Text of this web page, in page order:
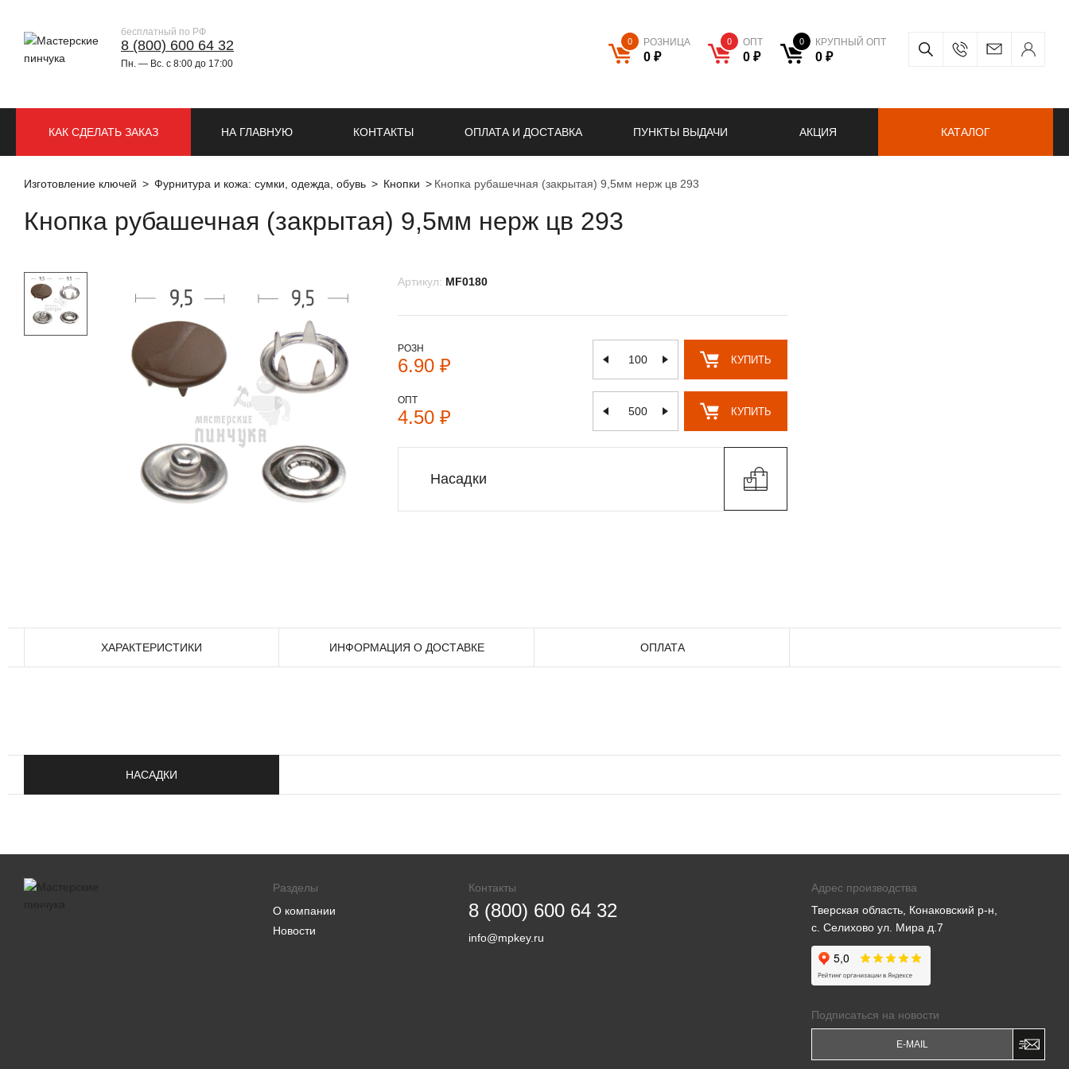
бесплатный по РФ
8 (800) 600 64 32
Пн. — Вс. с 8:00 до 17:00
0 РОЗНИЦА
0 ₽
0 ОПТ
0 ₽
0 КРУПНЫЙ ОПТ
0 ₽
НА ГЛАВНУЮ КОНТАКТЫ ОПЛАТА И ДОСТАВКА ПУНКТЫ ВЫДАЧИ АКЦИЯ
КАК СДЕЛАТЬ ЗАКАЗ КАТАЛОГ
Изготовление ключей Фурнитура и кожа: сумки, одежда, обувь Кнопки Кнопка рубашечная (закрытая) 9,5мм нерж цв 293
Кнопка рубашечная (закрытая) 9,5мм нерж цв 293
Артикул: MF0180
РОЗН
6.90 ₽ КУПИТЬ
ОПТ
4.50 ₽ КУПИТЬ
Насадки
ХАРАКТЕРИСТИКИ ИНФОРМАЦИЯ О ДОСТАВКЕ ОПЛАТА
НАСАДКИ
Разделы
О компании
Новости
Контакты
8 (800) 600 64 32
info@mpkey.ru
Адрес производства
Тверская область, Конаковский р-н,
с. Селихово ул. Мира д.7
Подписаться на новости